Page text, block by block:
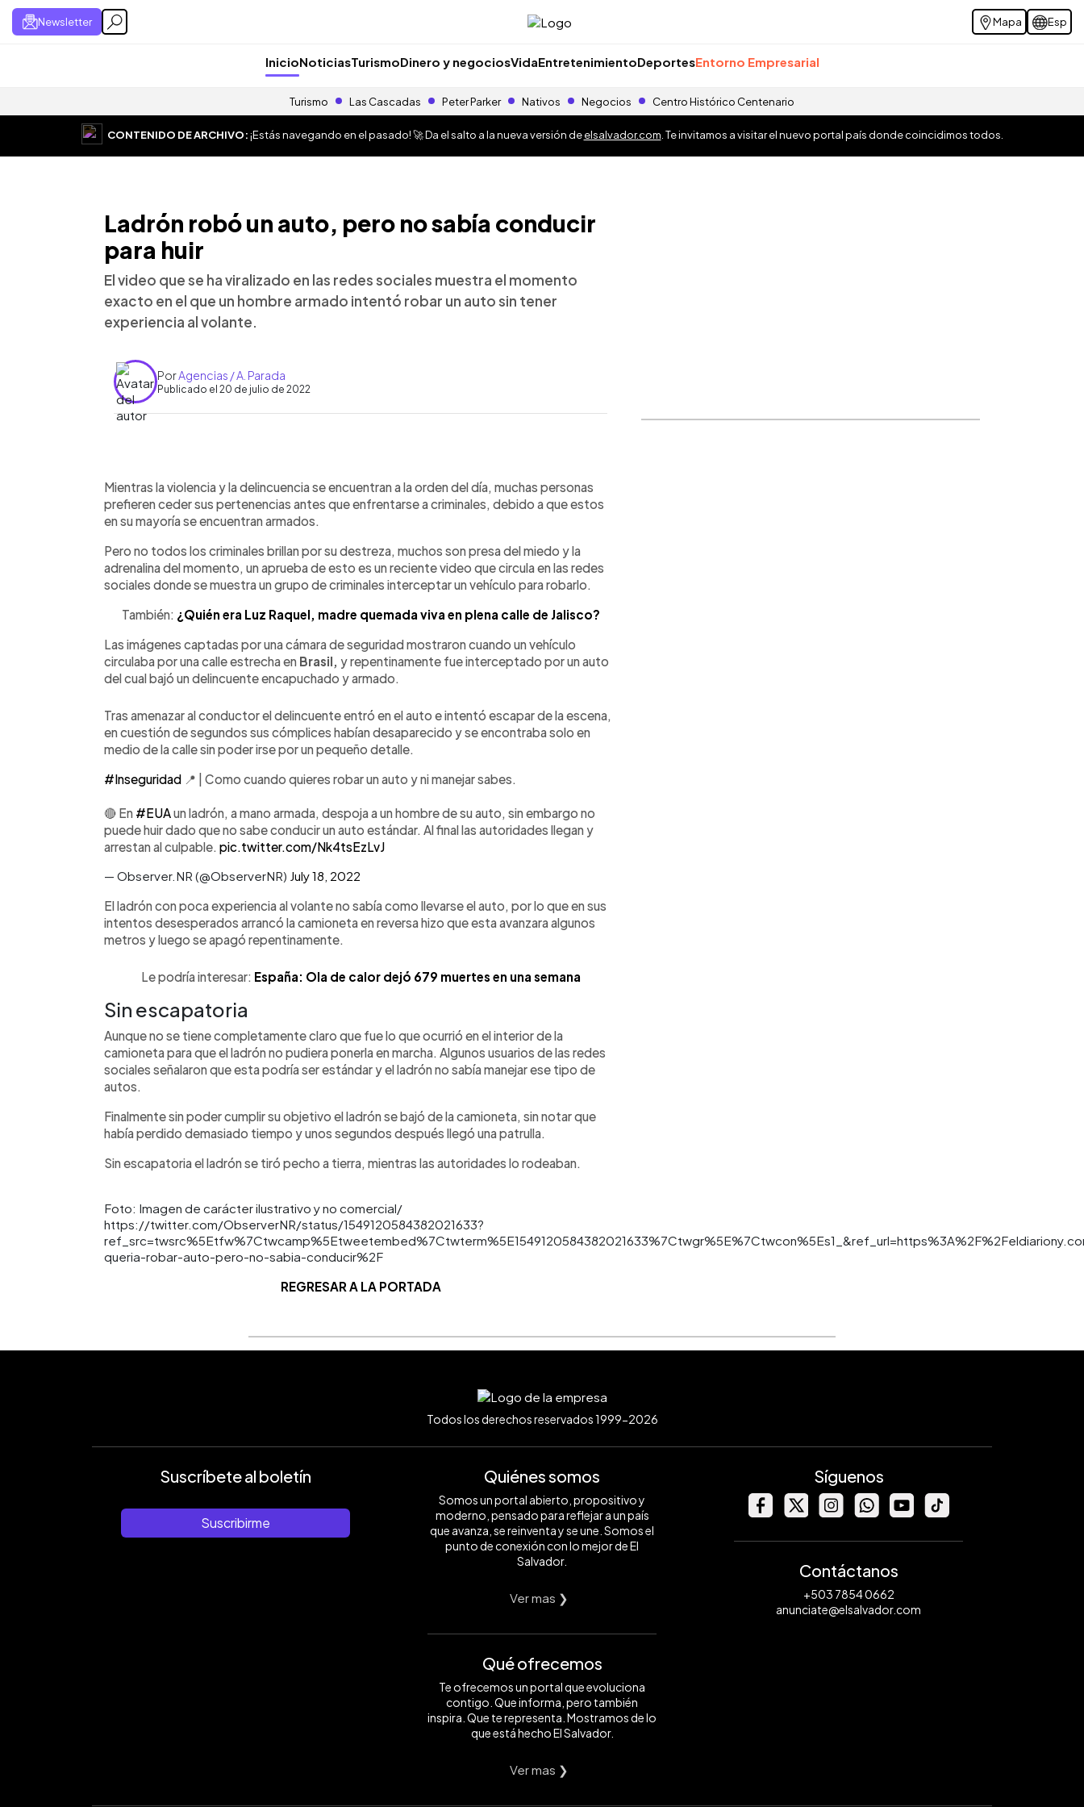
Newsletter Mapa Esp
InicioNoticiasTurismoDinero y negociosVidaEntretenimientoDeportesEntorno Empresarial
Turismo Las Cascadas Peter Parker Nativos Negocios Centro Histórico Centenario
CONTENIDO DE ARCHIVO:¡Estás navegando en el pasado! 🚀 Da el salto a la nueva versión deelsalvador.com . Te invitamos a visitar el nuevo portal país donde coincidimos todos.
Ladrón robó un auto, pero no sabía conducir
para huir
El video que se ha viralizado en las redes sociales muestra el momento
exacto en el que un hombre armado intentó robar un auto sin tener
experiencia al volante.
PorAgencias / A. Parada
Publicado el 20 de julio de 2022
► Escuchar artículo
Mientras la violencia y la delincuencia se encuentran a la orden del día, muchas personas
prefieren ceder sus pertenencias antes que enfrentarse a criminales, debido a que estos
en su mayoría se encuentran armados.
Pero no todos los criminales brillan por su destreza, muchos son presa del miedo y la
adrenalina del momento, un aprueba de esto es un reciente video que circula en las redes
sociales donde se muestra un grupo de criminales interceptar un vehículo para robarlo.
También: ¿Quién era Luz Raquel, madre quemada viva en plena calle de Jalisco?
Las imágenes captadas por una cámara de seguridad mostraron cuando un vehículo
circulaba por una calle estrecha en Brasil, y repentinamente fue interceptado por un auto
del cual bajó un delincuente encapuchado y armado.
Tras amenazar al conductor el delincuente entró en el auto e intentó escapar de la escena,
en cuestión de segundos sus cómplices habían desaparecido y se encontraba solo en
medio de la calle sin poder irse por un pequeño detalle.
#Inseguridad 📍 | Como cuando quieres robar un auto y ni manejar sabes.
🔴 En #EUAun ladrón, a mano armada, despoja a un hombre de su auto, sin embargo no
puede huir dado que no sabe conducir un auto estándar. Al final las autoridades llegan y
arrestan al culpable. pic.twitter.com/Nk4tsEzLvJ
— Observer.NR (@ObserverNR) July 18, 2022
El ladrón con poca experiencia al volante no sabía como llevarse el auto, por lo que en sus
intentos desesperados arrancó la camioneta en reversa hizo que esta avanzara algunos
metros y luego se apagó repentinamente.
Le podría interesar: España: Ola de calor dejó 679 muertes en una semana
Sin escapatoria
Aunque no se tiene completamente claro que fue lo que ocurrió en el interior de la
camioneta para que el ladrón no pudiera ponerla en marcha. Algunos usuarios de las redes
sociales señalaron que esta podría ser estándar y el ladrón no sabía manejar ese tipo de
autos.
Finalmente sin poder cumplir su objetivo el ladrón se bajó de la camioneta, sin notar que
había perdido demasiado tiempo y unos segundos después llegó una patrulla.
Sin escapatoria el ladrón se tiró pecho a tierra, mientras las autoridades lo rodeaban.
Foto: Imagen de carácter ilustrativo y no comercial/
https://twitter.com/ObserverNR/status/1549120584382021633?
queria-robar-auto-pero-no-sabia-conducir%2F
REGRESAR A LA PORTADA
Todos los derechos reservados 1999-2026
Suscríbete al boletín
Suscribirme
Quiénes somos
Somos un portal abierto, propositivo y
moderno, pensado para reflejar a un país
que avanza, se reinventa y se une. Somos el
punto de conexión con lo mejor de El
Salvador.
Ver mas ❯
Qué ofrecemos
Te ofrecemos un portal que evoluciona
contigo. Que informa, pero también
inspira. Que te representa. Mostramos de lo
que está hecho El Salvador.
Ver mas ❯
Síguenos
Contáctanos
+503 7854 0662
anunciate@elsalvador.com